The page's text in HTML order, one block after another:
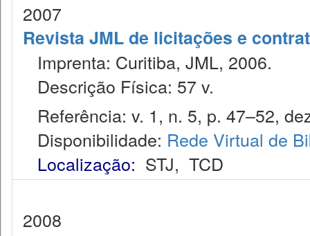
2007
Revista JML de licitações e
Imprenta: Curitiba, JML, 2006.
Descrição Física: 57 v.
Referência: v. 1, n. 5, p. 47–52,
Disponibilidade: Rede Virtual de
Localização: STJ, TCD
2008